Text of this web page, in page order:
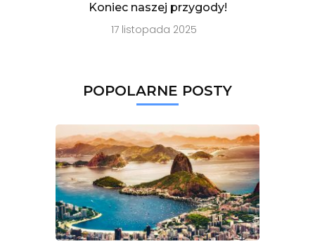
Koniec naszej przygody!
17 listopada 2025
POPOLARNE POSTY